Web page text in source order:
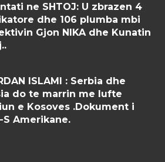
ne SHTOJ: U zbrazen 4
dhe 106 plumba mbi
Gjon NIKA dhe Kunatin
ISLAMI : Serbia dhe
do te marrin me lufte
e Kosoves .Dokument i
S Amerikane.